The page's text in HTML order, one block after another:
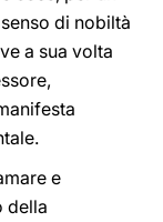
di nobiltà
a sua volta
e
della